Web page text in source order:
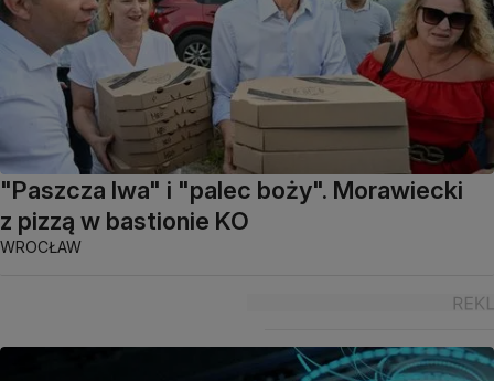
"Paszcza lwa" i "palec boży". Morawiecki
z pizzą w bastionie KO
WROCŁAW